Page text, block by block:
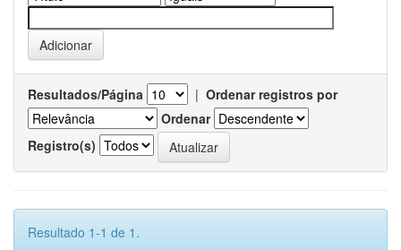
Resultados/Página | Ordenar registros por
Ordenar
Registro(s)
Resultado 1-1 de 1.